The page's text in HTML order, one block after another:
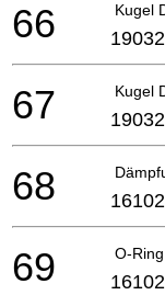
Kugel
66
Kugel
67
68
O-
69